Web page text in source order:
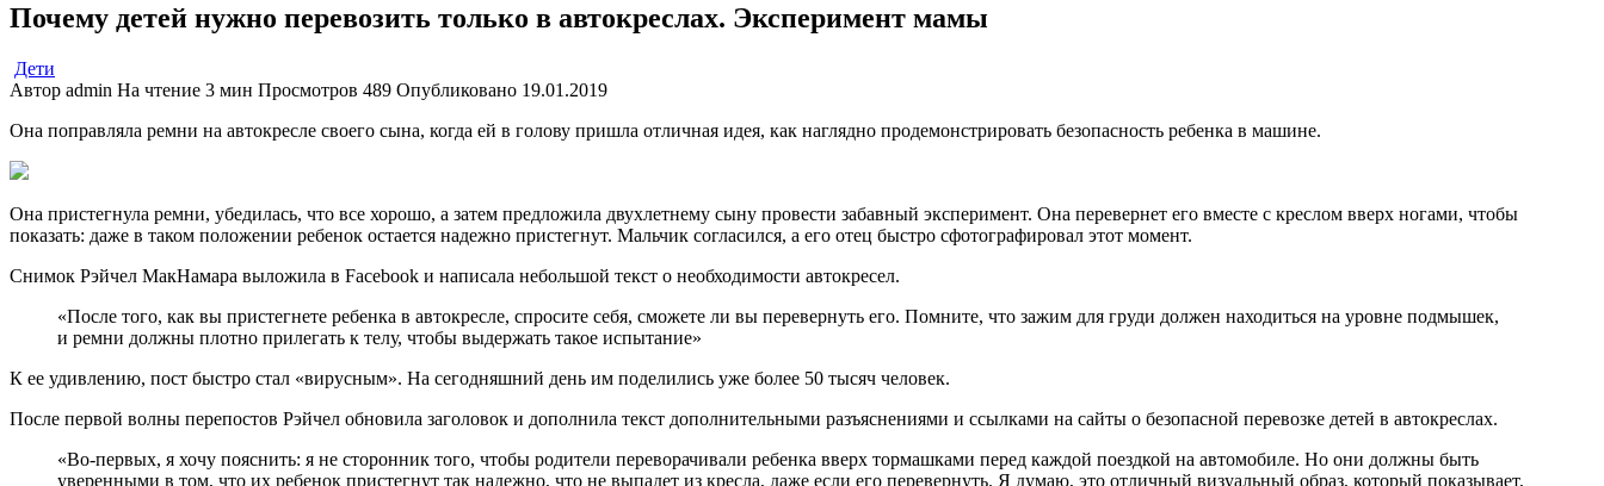
Почему детей нужно перевозить только в автокреслах. Эксперимент мамы
Дети
Автор admin На чтение 3 мин Просмотров 489 Опубликовано 19.01.2019
Она поправляла ремни на автокресле своего сына, когда ей в голову пришла отличная идея, как наглядно продемонстрировать безопасность ребенка в машине.
Она пристегнула ремни, убедилась, что все хорошо, а затем предложила двухлетнему сыну провести забавный эксперимент. Она перевернет его вместе с креслом вверх ногами, чтобы
показать: даже в таком положении ребенок остается надежно пристегнут. Мальчик согласился, а его отец быстро сфотографировал этот момент.
Снимок Рэйчел МакНамара выложила в Facebook и написала небольшой текст о необходимости автокресел.
«После того, как вы пристегнете ребенка в автокресле, спросите себя, сможете ли вы перевернуть его. Помните, что зажим для груди должен находиться на уровне подмышек,
и ремни должны плотно прилегать к телу, чтобы выдержать такое испытание»
К ее удивлению, пост быстро стал «вирусным». На сегодняшний день им поделились уже более 50 тысяч человек.
После первой волны перепостов Рэйчел обновила заголовок и дополнила текст дополнительными разъяснениями и ссылками на сайты о безопасной перевозке детей в автокреслах.
«Во-первых, я хочу пояснить: я не сторонник того, чтобы родители переворачивали ребенка вверх тормашками перед каждой поездкой на автомобиле. Но они должны быть
уверенными в том, что их ребенок пристегнут так надежно, что не выпадет из кресла, даже если его перевернуть. Я думаю, это отличный визуальный образ, который показывает,